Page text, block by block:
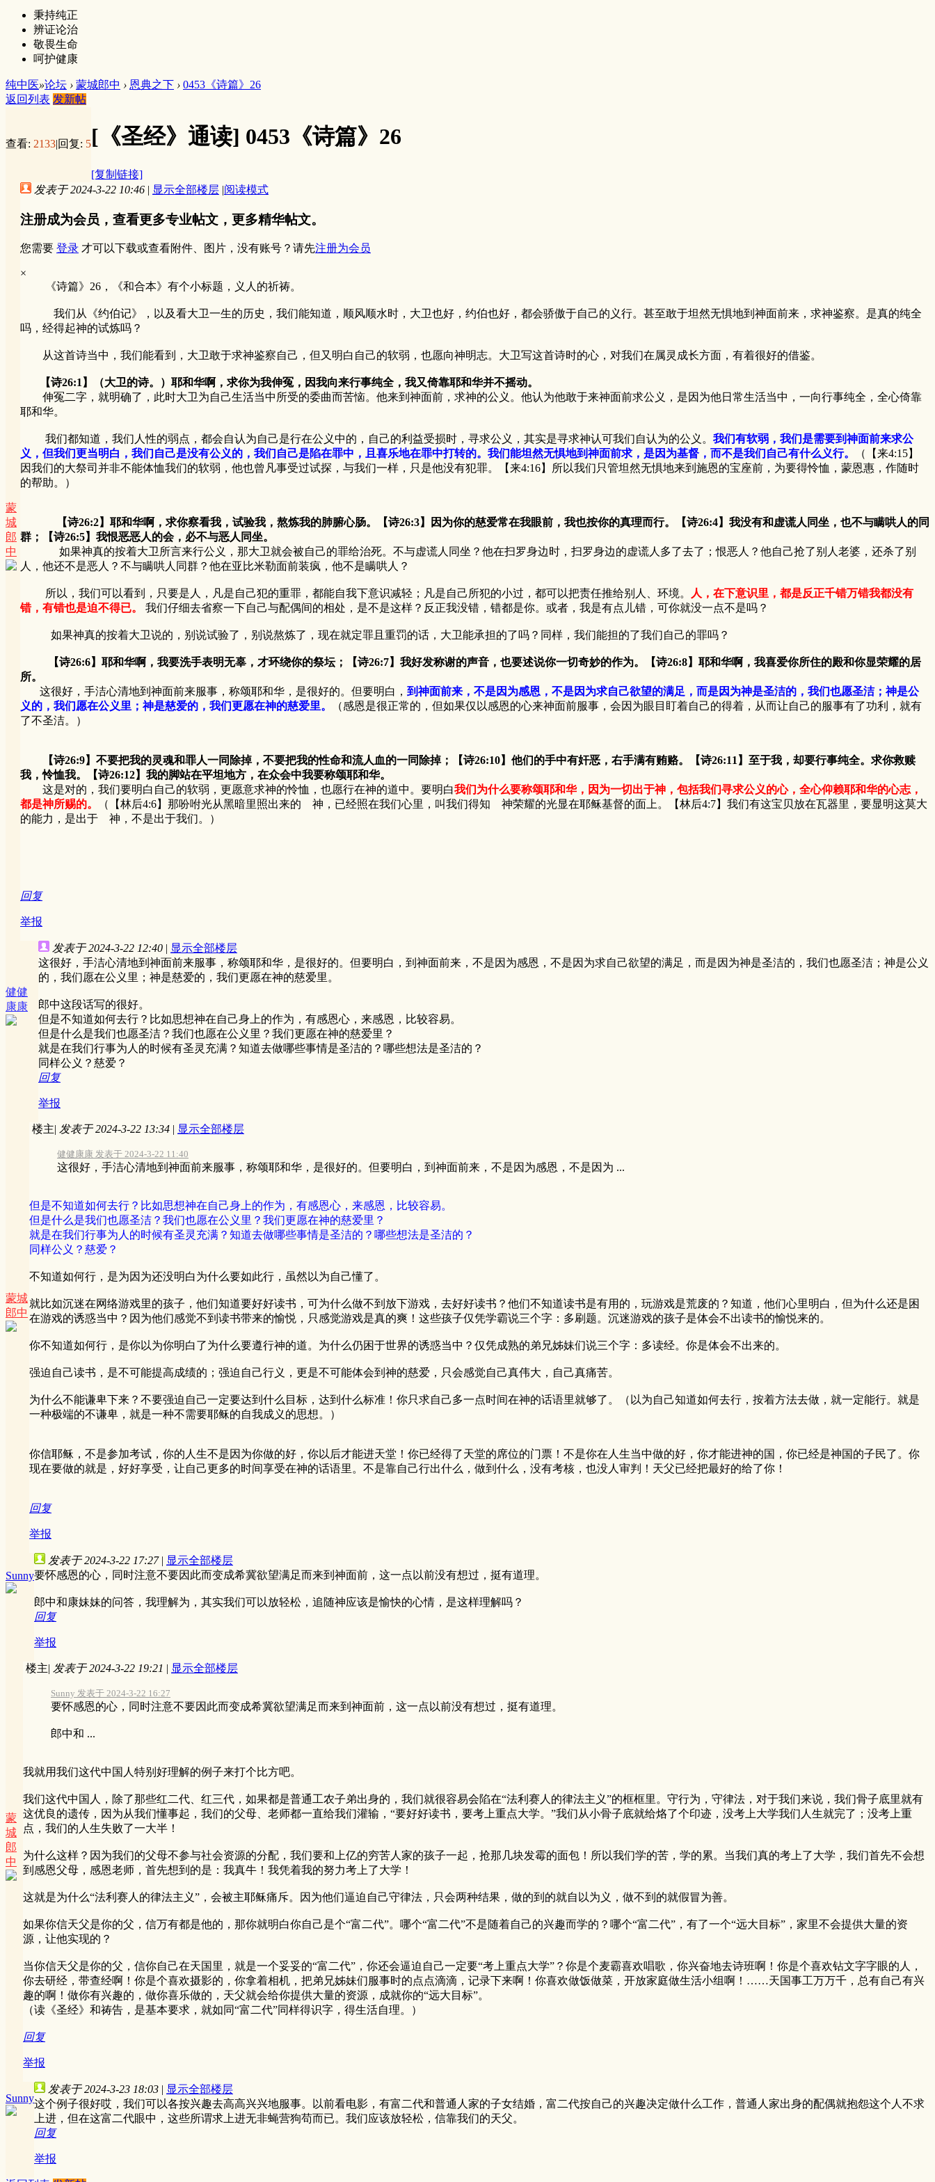
秉持纯正
辨证论治
敬畏生命
呵护健康
纯中医»论坛 › 蒙城郎中 › 恩典之下 › 0453《诗篇》26
返回列表 发新帖
查看: 2133|回复: 5[《圣经》通读] 0453《诗篇》26
[复制链接]
蒙
城
郎
中
发表于 2024-3-22 10:46 | 显示全部楼层 |阅读模式
注册成为会员，查看更多专业帖文，更多精华帖文。
您需要 登录 才可以下载或查看附件、图片，没有账号？请先注册为会员
×
《诗篇》26，《和合本》有个小标题，义人的祈祷。
我们从《约伯记》，以及看大卫一生的历史，我们能知道，顺风顺水时，大卫也好，约伯也好，都会骄傲于自己的义行。甚至敢于坦然无惧地到神面前来，求神鉴察。是真的纯全
吗，经得起神的试炼吗？
从这首诗当中，我们能看到，大卫敢于求神鉴察自己，但又明白自己的软弱，也愿向神明志。大卫写这首诗时的心，对我们在属灵成长方面，有着很好的借鉴。
【诗26:1】（大卫的诗。）耶和华啊，求你为我伸冤，因我向来行事纯全，我又倚靠耶和华并不摇动。
伸冤二字，就明确了，此时大卫为自己生活当中所受的委曲而苦恼。他来到神面前，求神的公义。他认为他敢于来神面前求公义，是因为他日常生活当中，一向行事纯全，全心倚靠
耶和华。
我们都知道，我们人性的弱点，都会自认为自己是行在公义中的，自己的利益受损时，寻求公义，其实是寻求神认可我们自认为的公义。 我们有软弱，我们是需要到神面前来求公
义，但我们更当明白，我们自己是没有公义的，我们自己是陷在罪中，且喜乐地在罪中打转的。我们能坦然无惧地到神面前求，是因为基督，而不是我们自己有什么义行。
（【来4:15】
因我们的大祭司并非不能体恤我们的软弱，他也曾凡事受过试探，与我们一样，只是他没有犯罪。【来4:16】所以我们只管坦然无惧地来到施恩的宝座前，为要得怜恤，蒙恩惠，作随时
的帮助。）
【诗26:2】耶和华啊，求你察看我，试验我，熬炼我的肺腑心肠。【诗26:3】因为你的慈爱常在我眼前，我也按你的真理而行。【诗26:4】我没有和虚谎人同坐，也不与瞒哄人的同
群；【诗26:5】我恨恶恶人的会，必不与恶人同坐。
如果神真的按着大卫所言来行公义，那大卫就会被自己的罪给治死。不与虚谎人同坐？他在扫罗身边时，扫罗身边的虚谎人多了去了；恨恶人？他自己抢了别人老婆，还杀了别
人，他还不是恶人？不与瞒哄人同群？他在亚比米勒面前装疯，他不是瞒哄人？
所以，我们可以看到，只要是人，凡是自己犯的重罪，都能自我下意识减轻；凡是自己所犯的小过，都可以把责任推给别人、环境。
人，在下意识里，都是反正千错万错我都没有
错，有错也是迫不得已。
我们仔细去省察一下自己与配偶间的相处，是不是这样？反正我没错，错都是你。或者，我是有点儿错，可你就没一点不是吗？
如果神真的按着大卫说的，别说试验了，别说熬炼了，现在就定罪且重罚的话，大卫能承担的了吗？同样，我们能担的了我们自己的罪吗？
【诗26:6】耶和华啊，我要洗手表明无辜，才环绕你的祭坛；【诗26:7】我好发称谢的声音，也要述说你一切奇妙的作为。【诗26:8】耶和华啊，我喜爱你所住的殿和你显荣耀的居
所。
这很好，手洁心清地到神面前来服事，称颂耶和华，是很好的。但要明白， 到神面前来，不是因为感恩，不是因为求自己欲望的满足，而是因为神是圣洁的，我们也愿圣洁；神是公
义的，我们愿在公义里；神是慈爱的，我们更愿在神的慈爱里。
（感恩是很正常的，但如果仅以感恩的心来神面前服事，会因为眼目盯着自己的得着，从而让自己的服事有了功利，就有
了不圣洁。）
【诗26:9】不要把我的灵魂和罪人一同除掉，不要把我的性命和流人血的一同除掉；【诗26:10】他们的手中有奸恶，右手满有贿赂。【诗26:11】至于我，却要行事纯全。求你救赎
我，怜恤我。【诗26:12】我的脚站在平坦地方，在众会中我要称颂耶和华。
这是对的，我们要明白自己的软弱，更愿意求神的怜恤，也愿行在神的道中。要明白我们为什么要称颂耶和华，因为一切出于神，包括我们寻求公义的心，全心仰赖耶和华的心志，
都是神所赐的。
（【林后4:6】那吩咐光从黑暗里照出来的 神，已经照在我们心里，叫我们得知 神荣耀的光显在耶稣基督的面上。【林后4:7】我们有这宝贝放在瓦器里，要显明这莫大
的能力，是出于 神，不是出于我们。）
回复
举报
健健
康康
发表于 2024-3-22 12:40 | 显示全部楼层
这很好，手洁心清地到神面前来服事，称颂耶和华，是很好的。但要明白，到神面前来，不是因为感恩，不是因为求自己欲望的满足，而是因为神是圣洁的，我们也愿圣洁；神是公义
的，我们愿在公义里；神是慈爱的，我们更愿在神的慈爱里。
郎中这段话写的很好。
但是不知道如何去行？比如思想神在自己身上的作为，有感恩心，来感恩，比较容易。
但是什么是我们也愿圣洁？我们也愿在公义里？我们更愿在神的慈爱里？
就是在我们行事为人的时候有圣灵充满？知道去做哪些事情是圣洁的？哪些想法是圣洁的？
同样公义？慈爱？
回复
举报
蒙城
郎中
楼主| 发表于 2024-3-22 13:34 | 显示全部楼层
健健康康 发表于 2024-3-22 11:40
这很好，手洁心清地到神面前来服事，称颂耶和华，是很好的。但要明白，到神面前来，不是因为感恩，不是因为 ...
但是不知道如何去行？比如思想神在自己身上的作为，有感恩心，来感恩，比较容易。
但是什么是我们也愿圣洁？我们也愿在公义里？我们更愿在神的慈爱里？
就是在我们行事为人的时候有圣灵充满？知道去做哪些事情是圣洁的？哪些想法是圣洁的？
同样公义？慈爱？
不知道如何行，是为因为还没明白为什么要如此行，虽然以为自己懂了。
就比如沉迷在网络游戏里的孩子，他们知道要好好读书，可为什么做不到放下游戏，去好好读书？他们不知道读书是有用的，玩游戏是荒废的？知道，他们心里明白，但为什么还是困
在游戏的诱惑当中？因为他们感觉不到读书带来的愉悦，只感觉游戏是真的爽！这些孩子仅凭学霸说三个字：多刷题。沉迷游戏的孩子是体会不出读书的愉悦来的。
你不知道如何行，是你以为你明白了为什么要遵行神的道。为什么仍困于世界的诱惑当中？仅凭成熟的弟兄姊妹们说三个字：多读经。你是体会不出来的。
强迫自己读书，是不可能提高成绩的；强迫自己行义，更是不可能体会到神的慈爱，只会感觉自己真伟大，自己真痛苦。
为什么不能谦卑下来？不要强迫自己一定要达到什么目标，达到什么标准！你只求自己多一点时间在神的话语里就够了。（以为自己知道如何去行，按着方法去做，就一定能行。就是
一种极端的不谦卑，就是一种不需要耶稣的自我成义的思想。）
你信耶稣，不是参加考试，你的人生不是因为你做的好，你以后才能进天堂！你已经得了天堂的席位的门票！不是你在人生当中做的好，你才能进神的国，你已经是神国的子民了。你
现在要做的就是，好好享受，让自己更多的时间享受在神的话语里。不是靠自己行出什么，做到什么，没有考核，也没人审判！天父已经把最好的给了你！
回复
举报
Sunny
发表于 2024-3-22 17:27 | 显示全部楼层
要怀感恩的心，同时注意不要因此而变成希冀欲望满足而来到神面前，这一点以前没有想过，挺有道理。
郎中和康妹妹的问答，我理解为，其实我们可以放轻松，追随神应该是愉快的心情，是这样理解吗？
回复
举报
蒙
城
郎
中
楼主| 发表于 2024-3-22 19:21 | 显示全部楼层
Sunny 发表于 2024-3-22 16:27
要怀感恩的心，同时注意不要因此而变成希冀欲望满足而来到神面前，这一点以前没有想过，挺有道理。
郎中和 ...
我就用我们这代中国人特别好理解的例子来打个比方吧。
我们这代中国人，除了那些红二代、红三代，如果都是普通工农子弟出身的，我们就很容易会陷在“法利赛人的律法主义”的框框里。守行为，守律法，对于我们来说，我们骨子底里就有
这优良的遗传，因为从我们懂事起，我们的父母、老师都一直给我们灌输，“要好好读书，要考上重点大学。”我们从小骨子底就给烙了个印迹，没考上大学我们人生就完了；没考上重
点，我们的人生失败了一大半！
为什么这样？因为我们的父母不参与社会资源的分配，我们要和上亿的穷苦人家的孩子一起，抢那几块发霉的面包！所以我们学的苦，学的累。当我们真的考上了大学，我们首先不会想
到感恩父母，感恩老师，首先想到的是：我真牛！我凭着我的努力考上了大学！
这就是为什么“法利赛人的律法主义”，会被主耶稣痛斥。因为他们逼迫自己守律法，只会两种结果，做的到的就自以为义，做不到的就假冒为善。
如果你信天父是你的父，信万有都是他的，那你就明白你自己是个“富二代”。哪个“富二代”不是随着自己的兴趣而学的？哪个“富二代”，有了一个“远大目标”，家里不会提供大量的资
源，让他实现的？
当你信天父是你的父，信你自己在天国里，就是一个妥妥的“富二代”，你还会逼迫自己一定要“考上重点大学”？你是个麦霸喜欢唱歌，你兴奋地去诗班啊！你是个喜欢钻文字字眼的人，
你去研经，带查经啊！你是个喜欢摄影的，你拿着相机，把弟兄姊妹们服事时的点点滴滴，记录下来啊！你喜欢做饭做菜，开放家庭做生活小组啊！……天国事工万万千，总有自己有兴
趣的啊！做你有兴趣的，做你喜乐做的，天父就会给你提供大量的资源，成就你的“远大目标”。
（读《圣经》和祷告，是基本要求，就如同“富二代”同样得识字，得生活自理。）
回复
举报
Sunny
发表于 2024-3-23 18:03 | 显示全部楼层
这个例子很好哎，我们可以各按兴趣去高高兴兴地服事。以前看电影，有富二代和普通人家的子女结婚，富二代按自己的兴趣决定做什么工作，普通人家出身的配偶就抱怨这个人不求
上进，但在这富二代眼中，这些所谓求上进无非蝇营狗苟而已。我们应该放轻松，信靠我们的天父。
回复
举报